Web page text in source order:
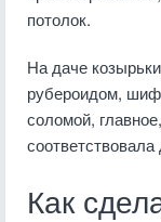
потолок.
На даче
рубероидом,
соломой,
соответствовала
Как